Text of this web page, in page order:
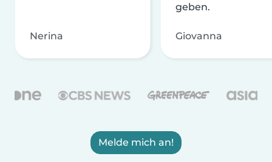
Nerina
geben.
Giovanna
Melde mich an!